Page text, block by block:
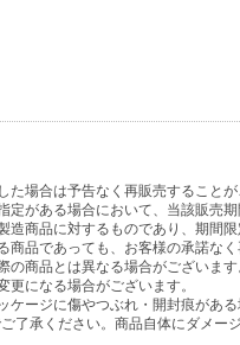
た場合は予告なく再販売することが
定がある場合において、当該販売
造商品に対するものであり、期間
商品であっても、お客様の承諾な
商品とは異なる場合がございます
になる場合がございます。
ケージに傷やつぶれ・開封痕があ
了承ください。商品自体にダメー